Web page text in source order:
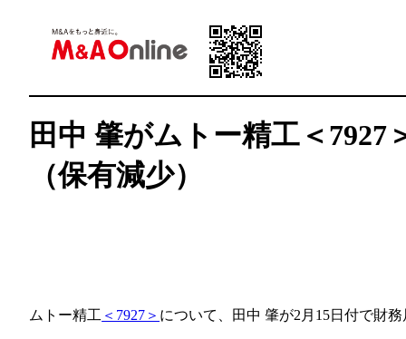
田中 肇がムトー精工＜
（保有減少）
ムトー精工 ＜7927＞ について、田中 肇が2月15日付で財